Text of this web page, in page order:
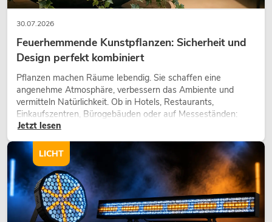
30.07.2026
Feuerhemmende Kunstpflanzen: Sicherheit und
Design perfekt kombiniert
Pflanzen machen Räume lebendig. Sie schaffen eine
angenehme Atmosphäre, verbessern das Ambiente und
vermitteln Natürlichkeit. Ob in Hotels, Restaurants,
Einkaufszentren, Bürogebäuden oder auf Messeständen:
eine hochwertige Begrünung gehört heute längst zum
Jetzt lesen
LICHT